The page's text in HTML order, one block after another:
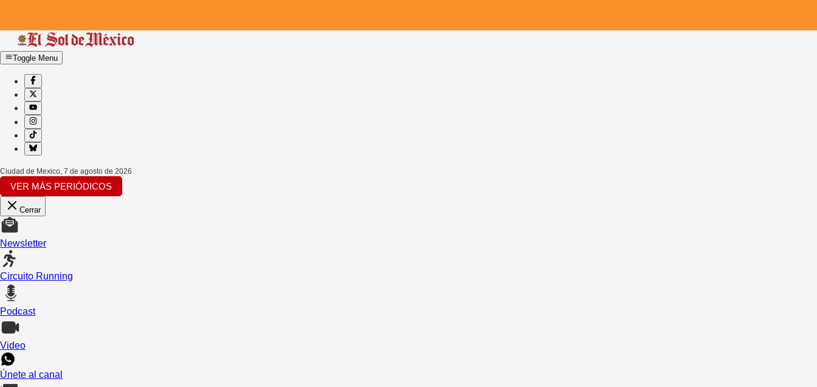
Toggle Menu
Ciudad de Mexico, 7 de agosto de 2026
VER MÁS PERIÓDICOS
Cerrar
Newsletter
Circuito Running
Podcast
Video
Únete al canal